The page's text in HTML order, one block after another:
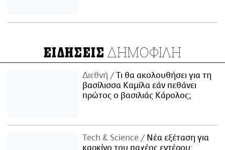
ΕΙΔΗΣΕΙΣ ΔΗΜΟΦΙΛΗ
Διεθνή
Τι θα ακολουθήσει για τη
βασίλισσα Καμίλα εάν πεθάνει
πρώτος ο βασιλιάς Κάρολος;
Τech & Science
Νέα εξέταση για
καρκίνο του παχέος εντέρου: